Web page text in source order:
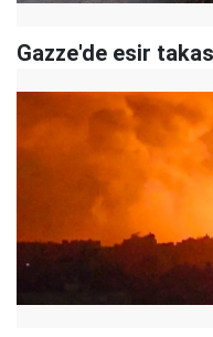
Gazze'de esir